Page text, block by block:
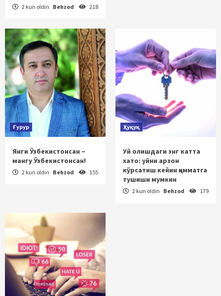
2 kun oldin Behzod 218
Ғурур
Янги Ўзбекистонсан –
мангу Ўзбекистонсан!
2 kun oldin Behzod 155
Ҳуқуқ
Уй олишдаги энг катта
хато: уйни арзон
кўрсатиш кейин қимматга
тушиши мумкин
2 kun oldin Behzod 179